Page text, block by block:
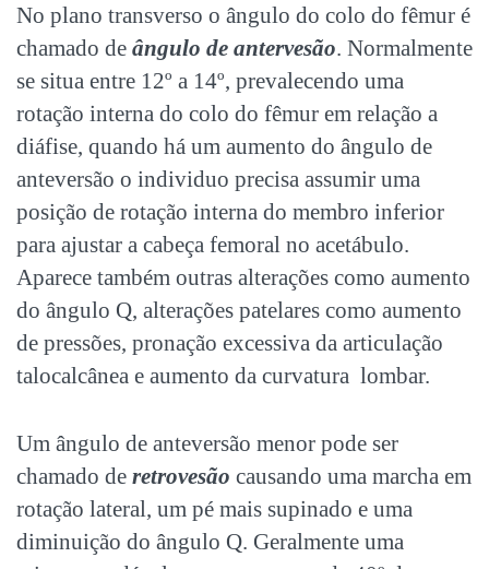
No plano transverso o ângulo do colo do fêmur é
chamado de ângulo de antervesão. Normalmente
se situa entre 12º a 14º, prevalecendo uma
rotação interna do colo do fêmur em relação a
diáfise, quando há um aumento do ângulo de
anteversão o individuo precisa assumir uma
posição de rotação interna do membro inferior
para ajustar a cabeça femoral no acetábulo.
Aparece também outras alterações como aumento
do ângulo Q, alterações patelares como aumento
de pressões, pronação excessiva da articulação
talocalcânea e aumento da curvatura lombar.
Um ângulo de anteversão menor pode ser
chamado de retrovesão causando uma marcha em
rotação lateral, um pé mais supinado e uma
diminuição do ângulo Q. Geralmente uma